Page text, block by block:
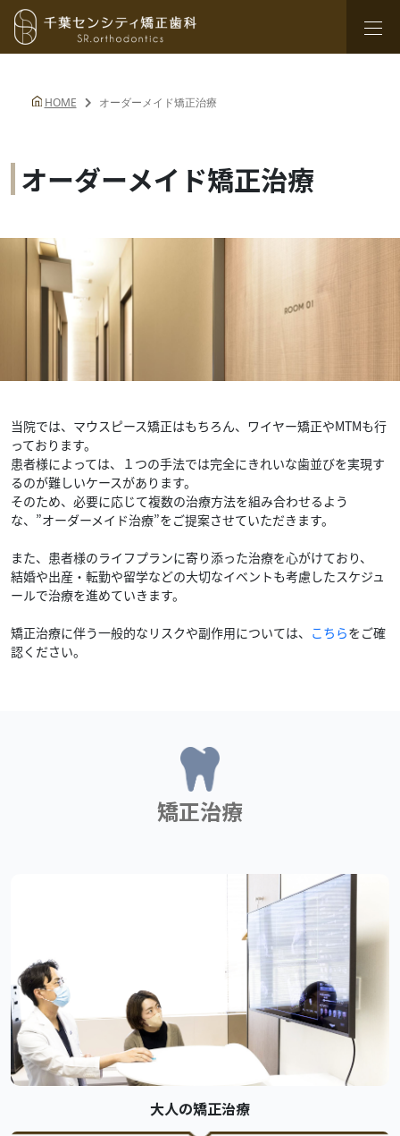
HOME オーダーメイド矯正治療
オーダーメイド矯正治療
当院では、マウスピース矯正はもちろん、ワイヤー矯正やMTMも行
っております。
患者様によっては、１つの手法では完全にきれいな歯並びを実現す
るのが難しいケースがあります。
そのため、必要に応じて複数の治療方法を組み合わせるよう
な、”オーダーメイド治療”をご提案させていただきます。
また、患者様のライフプランに寄り添った治療を心がけており、
結婚や出産・転勤や留学などの大切なイベントも考慮したスケジュ
ールで治療を進めていきます。
矯正治療に伴う一般的なリスクや副作用については、 こちらをご確
認ください。
矯正治療
大人の矯正治療